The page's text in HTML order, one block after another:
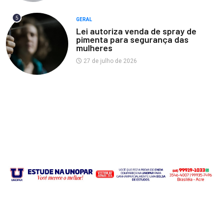
5 GERAL
Lei autoriza venda de spray de
pimenta para segurança das
mulheres
27 de julho de 2026